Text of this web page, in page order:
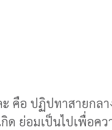
คือ ปฏิปทาสายกล
ด ย่อมเป็นไปเพื่อค